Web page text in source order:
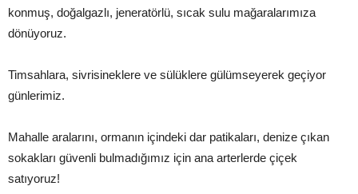
konmuş, doğalgazlı, jeneratörlü, sıcak sulu mağaralarımıza
dönüyoruz.
Timsahlara, sivrisineklere ve sülüklere gülümseyerek geçiyor
günlerimiz.
Mahalle aralarını, ormanın içindeki dar patikaları, denize çıkan
sokakları güvenli bulmadığımız için ana arterlerde çiçek
satıyoruz!